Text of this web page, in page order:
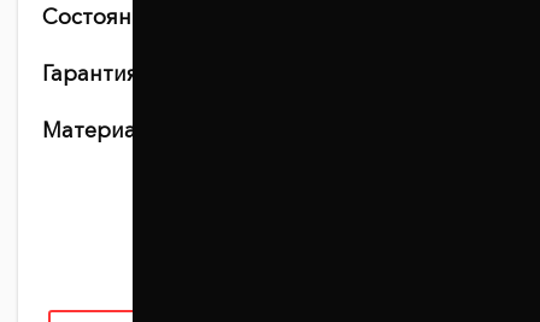
Состояние:
Гарантия:
Материал: